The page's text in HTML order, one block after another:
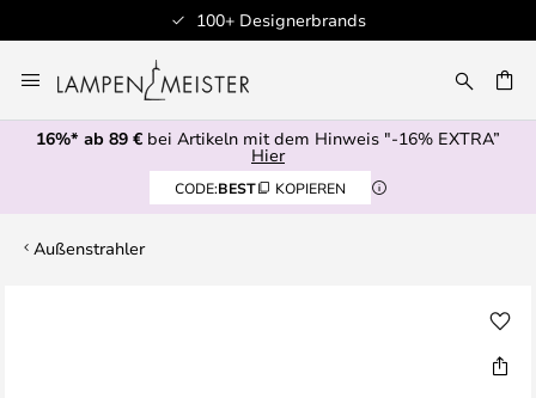
100+ Designerbrands
Inhalt
springen
16%* ab 89 € bei Artikeln mit dem Hinweis "-16% EXTRA”
Hier
CODE:BEST KOPIEREN
Außenstrahler